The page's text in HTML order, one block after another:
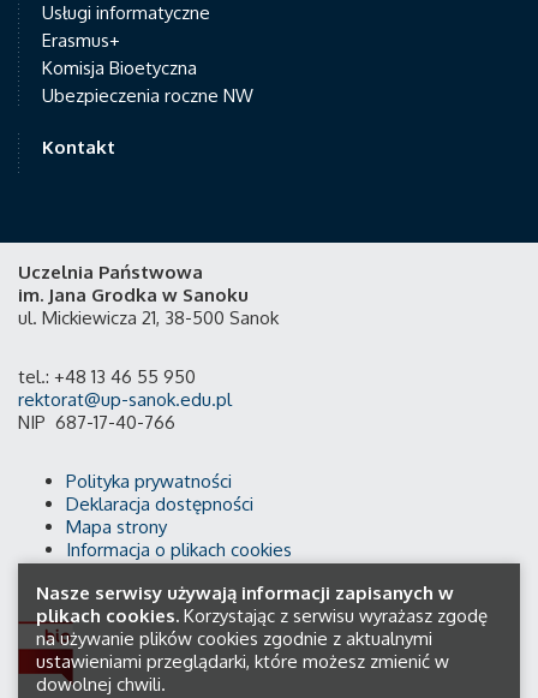
Usługi informatyczne
Erasmus+
Komisja Bioetyczna
Ubezpieczenia roczne NW
Kontakt
Uczelnia Państwowa
im. Jana Grodka w Sanoku
ul. Mickiewicza 21, 38-500 Sanok
tel.: +48 13 46 55 950
rektorat@up-sanok.edu.pl
NIP 687-17-40-766
Polityka prywatności
Deklaracja dostępności
Mapa strony
Informacja o plikach cookies
Nasze serwisy używają informacji zapisanych w
plikach cookies. Korzystając z serwisu wyrażasz zgodę
na używanie plików cookies zgodnie z aktualnymi
ustawieniami przeglądarki, które możesz zmienić w
dowolnej chwili.